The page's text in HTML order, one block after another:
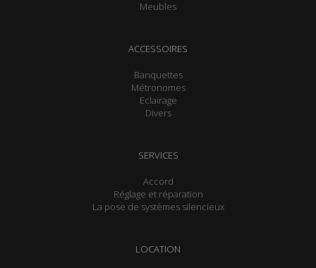
Meubles
ACCESSOIRES
Banquettes
Métronomes
Eclairage
Divers
SERVICES
Accord
Réglage et réparation
La pose de systèmes silencieux
LOCATION